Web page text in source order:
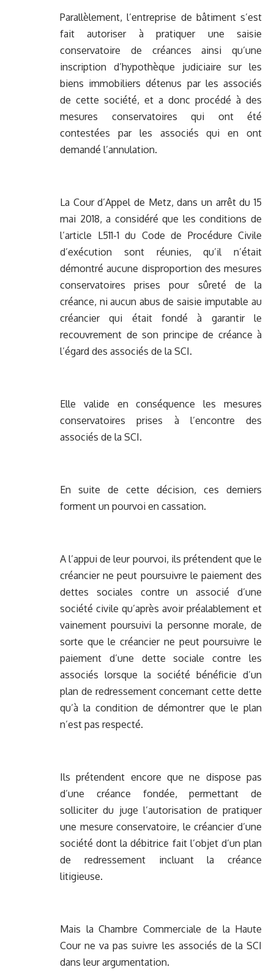
Parallèlement, l’entreprise de bâtiment s’est
fait autoriser à pratiquer une saisie
conservatoire de créances ainsi qu’une
inscription d’hypothèque judiciaire sur les
biens immobiliers détenus par les associés
de cette société, et a donc procédé à des
mesures conservatoires qui ont été
contestées par les associés qui en ont
demandé l’annulation.
La Cour d’Appel de Metz, dans un arrêt du 15
mai 2018, a considéré que les conditions de
l’article L511-1 du Code de Procédure Civile
d’exécution sont réunies, qu’il n’était
démontré aucune disproportion des mesures
conservatoires prises pour sûreté de la
créance, ni aucun abus de saisie imputable au
créancier qui était fondé à garantir le
recouvrement de son principe de créance à
l’égard des associés de la SCI.
Elle valide en conséquence les mesures
conservatoires prises à l’encontre des
associés de la SCI.
En suite de cette décision, ces derniers
forment un pourvoi en cassation.
A l’appui de leur pourvoi, ils prétendent que le
créancier ne peut poursuivre le paiement des
dettes sociales contre un associé d’une
société civile qu’après avoir préalablement et
vainement poursuivi la personne morale, de
sorte que le créancier ne peut poursuivre le
paiement d’une dette sociale contre les
associés lorsque la société bénéficie d’un
plan de redressement concernant cette dette
qu’à la condition de démontrer que le plan
n’est pas respecté.
Ils prétendent encore que ne dispose pas
d’une créance fondée, permettant de
solliciter du juge l’autorisation de pratiquer
une mesure conservatoire, le créancier d’une
société dont la débitrice fait l’objet d’un plan
de redressement incluant la créance
litigieuse.
Mais la Chambre Commerciale de la Haute
Cour ne va pas suivre les associés de la SCI
dans leur argumentation.